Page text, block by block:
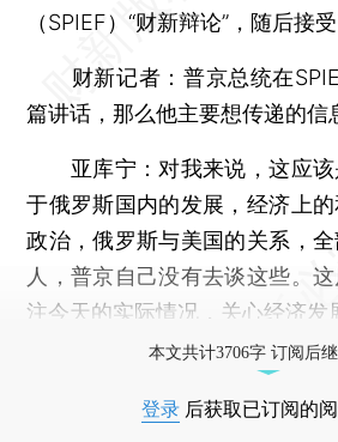
（SPIEF）“财新辩论”，随后接
财新记者 ：普京总统在
篇讲话，那么他主要想传递的信
亚库宁 ：对我来说，这应
于俄罗斯国内的发展，经济上
政治，俄罗斯与美国的关系，
人，普京自己没有去谈这些。
注今天的实际情况，关心经济发
本文共计3706字 订阅后
登录 后获取已订阅的